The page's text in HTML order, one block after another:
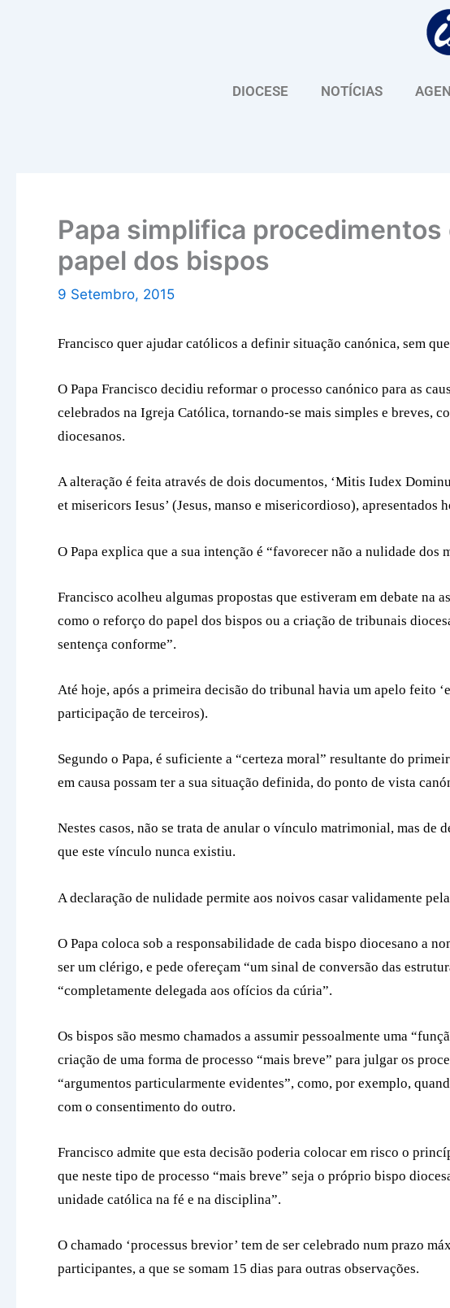
DIOCESE NOTÍCIAS
Papa simplifica
papel dos bispos
9 Setembro, 2015
Francisco quer ajudar católicos a definir situação canónica, sem
O Papa Francisco decidiu reformar o processo canónico para as
celebrados na Igreja Católica, tornando-se mais simples e breves,
diocesanos.
A alteração é feita através de dois documentos, ‘Mitis Iudex
et misericors Iesus’ (Jesus, manso e misericordioso), apresentados
O Papa explica que a sua intenção é “favorecer não a nulidade dos
Francisco acolheu algumas propostas que estiveram em debate na
como o reforço do papel dos bispos ou a criação de tribunais
sentença conforme”.
Até hoje, após a primeira decisão do tribunal havia um apelo feito
participação de terceiros).
Segundo o Papa, é suficiente a “certeza moral” resultante do
em causa possam ter a sua situação definida, do ponto de vista
Nestes casos, não se trata de anular o vínculo matrimonial, mas de
que este vínculo nunca existiu.
A declaração de nulidade permite aos noivos casar validamente
O Papa coloca sob a responsabilidade de cada bispo diocesano a
ser um clérigo, e pede ofereçam “um sinal de conversão das
“completamente delegada aos ofícios da cúria”.
Os bispos são mesmo chamados a assumir pessoalmente uma
criação de uma forma de processo “mais breve” para julgar os
“argumentos particularmente evidentes”, como, por exemplo,
com o consentimento do outro.
Francisco admite que esta decisão poderia colocar em risco o
que neste tipo de processo “mais breve” seja o próprio bispo
unidade católica na fé e na disciplina”.
O chamado ‘processus brevior’ tem de ser celebrado num prazo
participantes, a que se somam 15 dias para outras observações.